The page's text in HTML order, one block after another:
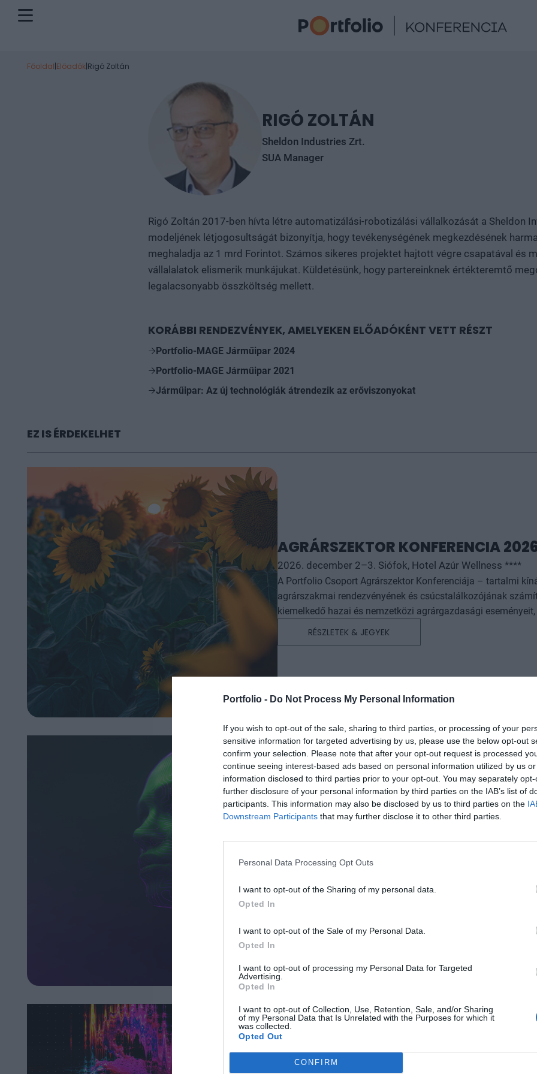
Portfolio - Do Not Process My Personal Information
If you wish to opt-out of the sale, sharing to third parties, or processing of your
sensitive information for targeted advertising by us, please use the below opt-out
confirm your selection. Please note that after your opt-out request is processed
continue seeing interest-based ads based on personal information utilized by us
information disclosed to third parties prior to your opt-out. You may separately
further disclosure of your personal information by third parties on the IAB’s list of
participants. This information may also be disclosed by us to third parties on the
Downstream Participants that may further disclose it to other third parties.
Personal Data Processing Opt Outs
I want to opt-out of the Sharing of my personal data.
Opted In
I want to opt-out of the Sale of my Personal Data.
Opted In
I want to opt-out of processing my Personal Data for Targeted
Advertising.
Opted In
I want to opt-out of Collection, Use, Retention, Sale, and/or Sharing
of my Personal Data that Is Unrelated with the Purposes for which it
was collected.
Opted Out
CONFIRM
Főoldal|Előadók|Rigó Zoltán
RIGÓ ZOLTÁN
Sheldon Industries Zrt.
SUA Manager
Rigó Zoltán 2017-ben hívta létre automatizálási-robotizálási vállalkozását a Sheldon
modeljének létjogosultságát bizonyítja, hogy tevékenységének megkezdésének
meghaladja az 1 mrd Forintot. Számos sikeres projektet hajtott végre csapatával és
vállalalatok elismerik munkájukat. Küldetésünk, hogy partereinknek értékteremtő
legalacsonyabb összköltség mellett.
KORÁBBI RENDEZVÉNYEK, AMELYEKEN ELŐADÓKÉNT VETT RÉSZT
Portfolio-MAGE Járműipar 2024
Portfolio-MAGE Járműipar 2021
Járműipar: Az új technológiák átrendezik az erőviszonyokat
EZ IS ÉRDEKELHET
AGRÁRSZEKTOR KONFERENCIA
2026. december 2–3. Siófok, Hotel Azúr Wellness ****
A Portfolio Csoport Agrárszektor Konferenciája – tartalmi
agrárszakmai rendezvényének és csúcstalálkozójának
kiemelkedő hazai és nemzetközi agrárgazdasági
agrárpiaci szereplők sikeres üzleti és beruházási
agrárgazdaság valamennyi szereplője – a termelők, az
hasznos tájékoztatásul szolgálhatnak. Emellett a
finanszírozási és egyéb szolgáltatók – számára. A konferencia a tartalmas programkínálaton túl alkalmat teremt
a szakmai kapcsolatépítésre, a networkingre és az üzleti
kerekasztal-beszélgetések mellett pedig szórakoztató
kikapcsolódásához. A Portfolio Csoport az Agrárszektor Konferencián adja át tizenegy kategóriában azokat az évente
odaítélhető díjakat, amelyek az agrárium legkiemelkedőbb
szolgálnak. A díjakat az agrárium legmeghatározóbb
benyújtott pályázatai alapján.
RÉSZLETEK & JEGYEK
AI & DIGITAL TRANSFORMATION
Elképesztő ütemben digitalizálódik az életünk és ezzel
megszűnnek, a fiókokba, személyes ügyintézésre csak a
órában kommunikálunk, ügyeket intézünk. Ám most a
feje tetejére állítja az AI-forradalom, és az agentic AI trend.
elképzelhetetlen sebességet és rendkívüli hatékonyságbeli
megnyert munkaórákkal és a megspórolt munkaerővel? A
válaszokat keresünk és adunk!